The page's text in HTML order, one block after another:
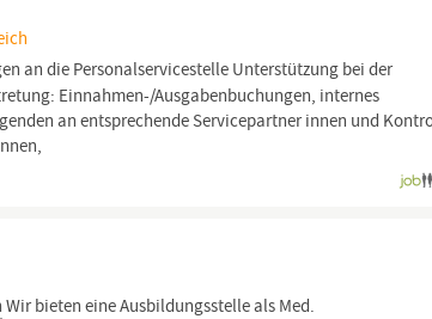
an die Personalservicestelle Unterstützung bei der
Einnahmen-/Ausgabenbuchungen, internes
an entsprechende Servicepartner innen und
Wir bieten eine Ausbildungsstelle als Med.